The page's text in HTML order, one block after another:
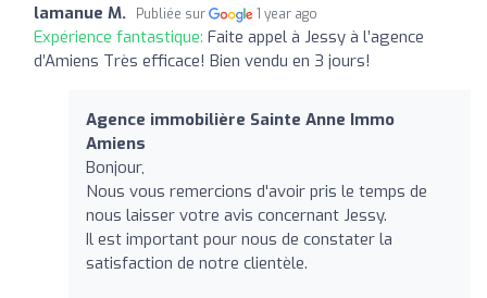
lamanue M. Publiée sur 1 year ago
Expérience fantastique: Faite appel à Jessy à l’agence
d’Amiens Très efficace! Bien vendu en 3 jours!
Agence immobilière Sainte Anne Immo
Amiens
Bonjour,
Nous vous remercions d'avoir pris le temps de
nous laisser votre avis concernant Jessy.
Il est important pour nous de constater la
satisfaction de notre clientèle.